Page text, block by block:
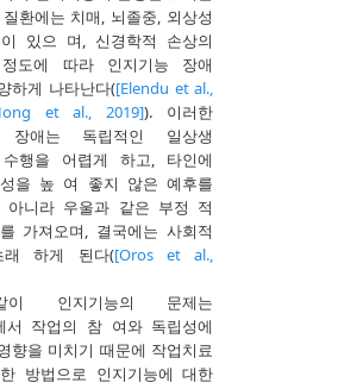
환에는 치매, 뇌졸중, 외상성
있으 며, 신경학적 손상의
도에 따라 인지기능 장애
하게 나타난다([Elendu et al.,
et al., 2019]). 이러한
장애는 독립적인 일상생
행을 어렵게 하고, 타인에
을 높 여 좋지 않은 예후를
아니라 우울과 같은 부정 적
가져오며, 결국에는 사회적
래 하게 된다([Oros et al.,
인지기능의 문제는
서 작업의 참 여와 독립성에
향을 미치기 때문에 작업치료
방법으로 인지기능에 대한